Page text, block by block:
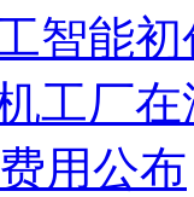
智能
工厂
用公布